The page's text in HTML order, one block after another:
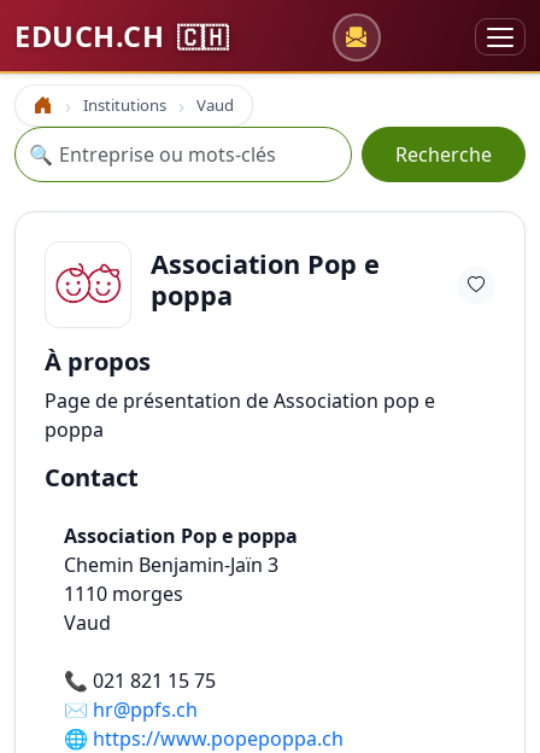
EDUCH.CH 🇨🇭
Accueil Institutions Vaud
Recherche
🔍 Recherche
Association Pop e
poppa
À propos
Page de présentation de Association pop e
poppa
Contact
Association Pop e poppa
Chemin Benjamin-Jaïn 3
1110 morges
Vaud
📞 021 821 15 75
✉️ hr@ppfs.ch
🌐 https://www.popepoppa.ch